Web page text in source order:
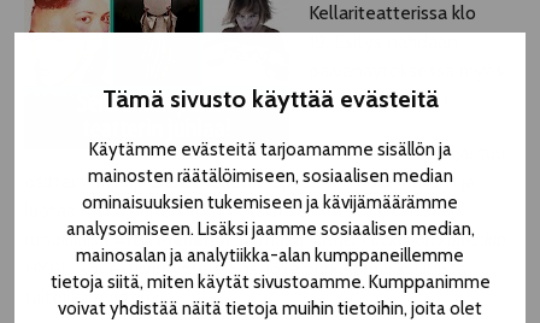
Tämä sivusto käyttää evästeitä
Käytämme evästeitä tarjoamamme sisällön ja
mainosten räätälöimiseen, sosiaalisen median
ominaisuuksien tukemiseen ja kävijämäärämme
analysoimiseen. Lisäksi jaamme sosiaalisen median,
mainosalan ja analytiikka-alan kumppaneillemme
tietoja siitä, miten käytät sivustoamme. Kumppanimme
voivat yhdistää näitä tietoja muihin tietoihin, joita olet
Kellariteatterissa klo
tiistaina klo 13.30.
Father Fucker pohjautuu
osittain ohjaajaSara Mellerinlapsuuden kokemuksiin ja
luotaa myös hänen kompleksista suhdetta kuuluisaan
runoilijaisäArto Melleriin. SamallaFather Fuckeron kuitenkin
HYPE-kollektiivin yhteisteos, joka purkaa maskuliinista
taiteilijamyyttiä.